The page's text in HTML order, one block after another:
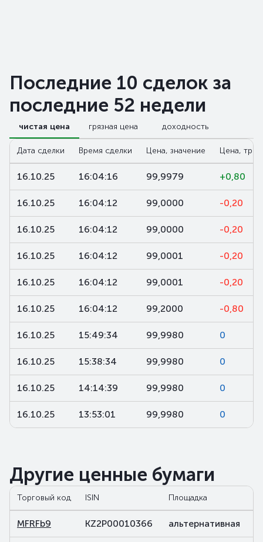
Последние 10 сделок за
последние 52 недели
чистая цена грязная цена доходность
Дата сделки Время сделки Цена, значение Цена,
16.10.25 16:04:16 99,9979 +0,80
16.10.25 16:04:12 99,0000 -0,20
16.10.25 16:04:12 99,0000 -0,20
16.10.25 16:04:12 99,0001 -0,20
16.10.25 16:04:12 99,0001 -0,20
16.10.25 16:04:12 99,2000 -0,80
16.10.25 15:49:34 99,9980 0
16.10.25 15:38:34 99,9980 0
16.10.25 14:14:39 99,9980 0
16.10.25 13:53:01 99,9980 0
Другие ценные бумаги
Торговый код ISIN Площадка
MFRFb9 KZ2P00010366 альтернативная